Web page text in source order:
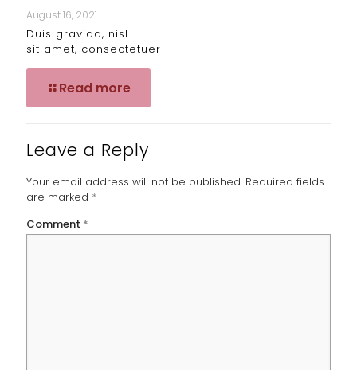
August 16, 2021
Duis gravida, nisl
sit amet, consectetuer
Read more
Leave a Reply
Your email address will not be published. Required fields
are marked *
Comment *